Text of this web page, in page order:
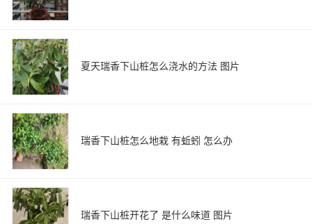
夏天瑞香下山桩怎么浇水的方法 图片
瑞香下山桩怎么地栽 有蚯蚓 怎么办
瑞香下山桩开花了 是什么味道 图片